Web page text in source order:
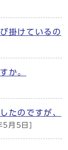
掛けているの
か。
たのですが、
5月5日]